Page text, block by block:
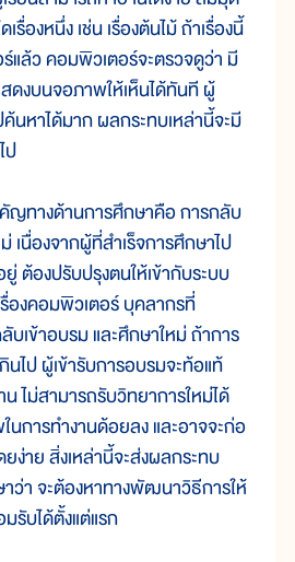
เรื่องหนึ่ง เช่น เรื่องต้นไม้ ถ้าเรื่องนี้
แล้ว คอมพิวเตอร์จะตรวจดูว่า มี
สดงบนจอภาพให้เห็นได้ทันที ผู้
ค้นหาได้มาก ผลกระทบเหล่านี้จะมี
ป
างด้านการศึกษาคือ การกลับ
เนื่องจากผู้ที่สำเร็จการศึกษาไป
ต้องปรับปรุงตนให้เข้ากับระบบ
รื่องคอมพิวเตอร์ บุคลากรที่
บเข้าอบรม และศึกษาใหม่ ถ้าการ
นไป ผู้เข้ารับการอบรมจะท้อแท้
ไม่สามารถรับวิทยาการใหม่ได้
การทำงานด้อยลง และอาจจะก่อ
ง่าย สิ่งเหล่านี้จะส่งผลกระทบ
ว่า จะต้องหาทางพัฒนาวิธีการให้
มรับได้ตั้งแต่แรก